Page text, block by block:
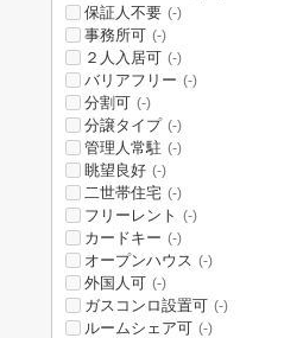
保証人不要 (-)
事務所可 (-)
２人入居可 (-)
バリアフリー (-)
分割可 (-)
分譲タイプ (-)
管理人常駐 (-)
眺望良好 (-)
二世帯住宅 (-)
フリーレント (-)
カードキー (-)
オープンハウス (-)
外国人可 (-)
ガスコンロ設置可 (-)
ルームシェア可 (-)